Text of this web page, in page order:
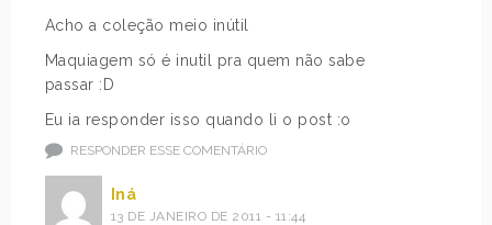
Acho a coleção meio inútil
Maquiagem só é inutil pra quem não sabe
passar :D
Eu ia responder isso quando li o post :o
RESPONDER ESSE COMENTÁRIO
Iná
13 DE JANEIRO DE 2011 - 11:44